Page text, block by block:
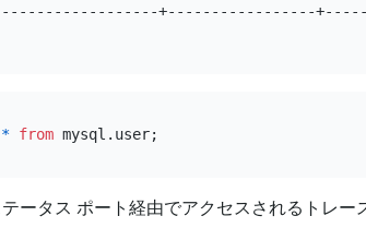
+-----------------
* from
ータス ポート経由でアクセスされるトレー